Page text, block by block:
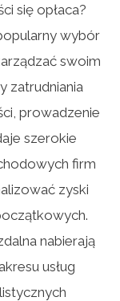
się opłaca?
wybór
swoim
zatrudniania
prowadzenie
szerokie
firm
zyski
nabierają
usług